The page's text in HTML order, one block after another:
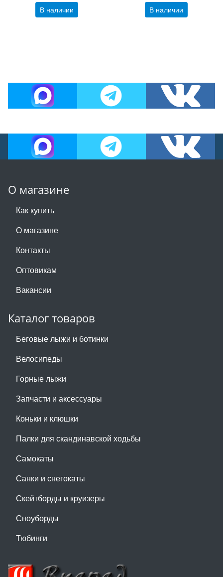
В наличии В наличии
О магазине
Как купить
О магазине
Контакты
Оптовикам
Вакансии
Каталог товаров
Беговые лыжи и ботинки
Велосипеды
Горные лыжи
Запчасти и аксессуары
Коньки и клюшки
Палки для скандинавской ходьбы
Самокаты
Санки и снегокаты
Скейтборды и круизеры
Сноуборды
Тюбинги